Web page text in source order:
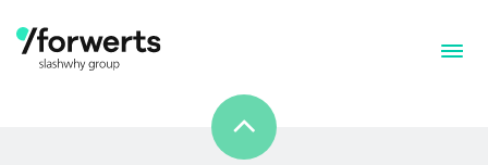
Werde ein Teil von forwerts
Wir sind stets auf der Suche nach neuen Expert:innen die
Lust haben, spannende digitale Produkte und Services
zu kreieren und dabei stets die Nutzer:innen und unsere